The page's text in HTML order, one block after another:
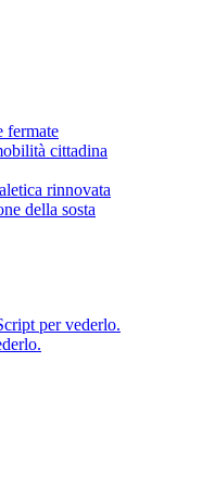
fermate
cittadina
rinnovata
della sosta
per vederlo.